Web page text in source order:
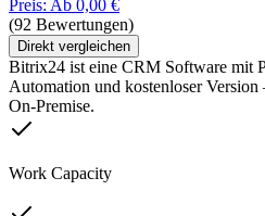
Preis: Ab 0,00 €
(92 Bewertungen)
Direkt vergleichen
Bitrix24 ist eine CRM Software mit
Automation und kostenloser
On-Premise.
Work Capacity